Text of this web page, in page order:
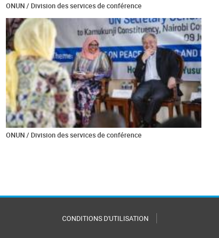
ONUN / Division des services de conférence
ONUN / Division des services de conférence
CONDITIONS D'UTILISATION